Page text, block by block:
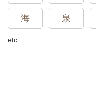
海 泉
etc...